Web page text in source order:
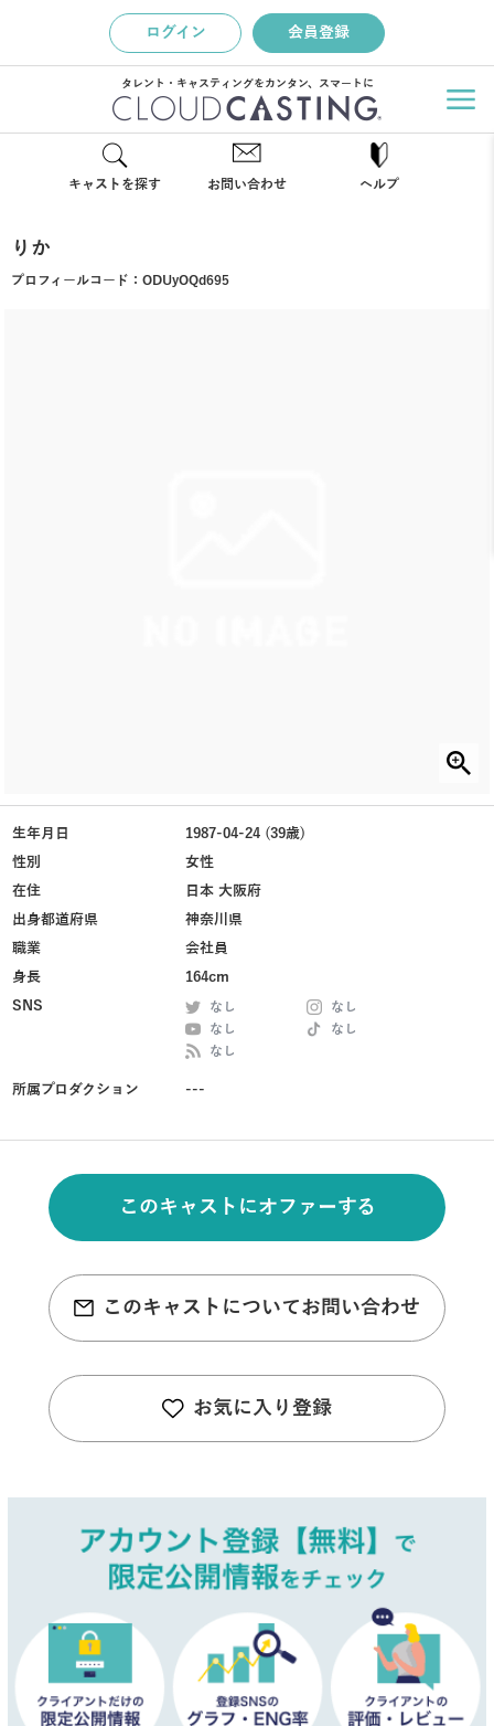
ログイン 会員登録
タレント・キャスティングをカンタン、スマートに
キャストを探す お問い合わせ ヘルプ
りか
プロフィールコード： ODUyOQd695
生年月日
1987-04-24 (39歳)
性別
女性
在住
日本 大阪府
出身都道府県
神奈川県
職業
会社員
身長
164cm
SNS
なし
なし
なし
なし
なし
所属プロダクション ---
このキャストにオファーする
このキャストについてお問い合わせ
お気に入り登録